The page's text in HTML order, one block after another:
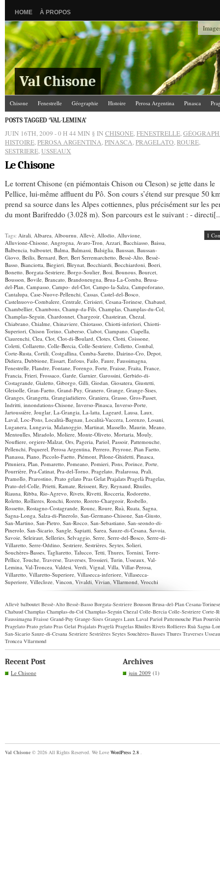
HOME À PROPOS
Val Chisone
Chisone Fenestrelle Géographie Histoire Perosa Argentina Pinasca
POSTS TAGGED ‘VAL-LEMINA’
JUIN 16TH, 2009 - 0 H 44 MIN § IN CHISONE,FENESTRELLE,
HISTOIRE,PEROSA ARGENTINA,PINASCA,PRAGELATO,ROURE,
SESTRIERE,USSEAUX
Le Chisone
Le torrent Chisone (en piémontais Chison ou Cleson) se jette dans le
Pellice, lui-même affluent du Pô. Son cours s’étend sur presque 50
prend sa source dans les Alpes cottiennes, plus précisément sur les
du mont Barifreddo (3.028 m). Son parcours est le suivant : -
Tags: Airali, Albarea, Albournu, Allevè, Allodio, Alluvione,
Alluvione-Chisone, Angrogna, Avaro-Tron, Azzari, Bacchiasso, Baissa,
Balbencia, balboutet, Balma, Balmassi, Balsiglia, Baussan, Baussan-
Giovo, Beilis, Bernard, Bert, Bert Serremarchetto, Bessè-Alto, Bessè-
Basso, Bianciotta, Biegieri, Bleynat, Bocchiardi, Bocchiardoni, Boeri,
Bonetto, Borgata-Sestriere, Borgo-Soulier, Bosi, Bounous, Bourcet,
Bousson, Bovile, Brancato, Brandoneugna, Brua-La-Comba, Brusa-
del-Plan, Campasso, Campo- del-Clot, Campo-la-Salza, Campoforano,
Cantalupa, Case-Nuove-Pellenchi, Cassas, Castel-del-Bosco,
Castelnuovo-Combalere, Centrale, Cerisieri, Cesana-Torinese, Chabaud,
Chambellier, Chambons, Champ-da-Fils, Champlas, Champlas-du-Col,
Champlas-Seguin, Chardonnet, Chargeoir, Chasteiran, Chezal,
Chiabrano, Chialme, Chinaviere, Chiotasso, Chiotti-inferiori, Chiotti-
Superiori, Chison Torino, Ciaberso, Ciabot, Ciampano, Ciapella,
Ciaurenchi, Clea, Clot, Clot-di-Boulard, Clotes, Clotti, Coissone,
Coletti, Collaretto, Colle-Bercia, Colle-Sestriere, Colletto, Combal,
Corte-Rusta, Cortili, Costgallina, Cumba-Saretto, Dairino-Cro, Depot,
Didiera, Dubbione, Eissart, Enfous, Failo, Faure, Faussimagna,
Fenestrelle, Flandre, Fontane, Forengo, Forte, Fraisse, Fraita, France,
Francia, Frieri, Frossaco, Garde, Garnier, Garossini, Gerbido-di-
Costagrande, Gialetto, Giborgo, Gilli, Giodan, Giosatera, Giustetti,
Gleisolle, Gran-Faetto, Grand-Puy, Granero, Grange, Grange-Sises,
Granges, Grangetta, Grangiadidiero, Graniera, Grasso, Gros-Passet,
Indritti, innondations-Chisone, Inverso-Pinasca, Inverso-Porte,
Jartoussière, Jouglar, La-Grangia, La-latta, Lageard, Lausa, Laux,
Laval, Loc-Pons, Località-Bagnau, Località-Vaccera, Lorenzo, Losani,
Luganera, Lungavia, Malanoggio, Martinat, Massello, Maurin, Meano,
Mentoulles, Miradolo, Moliere, Monte-Oliveto, Mortaria, Mouly,
Noufliere, orgiere-Malzat, Ors, Pageria, Pariol, Passoir, Pattemouche,
Pellenchi, Pequerel, Perosa Argentina, Perrero, Peyrone, Pian Faetto,
Pianassa, Piano, Piccolo-Faetto, Piémont, Pilone-Ghidetti, Pinasca,
Pituniera, Plan, Pomaretto, Pomeano, Pomieri, Pons, Porince, Porte,
Pourrière, Pra-Catinat, Pra-del-Torno, Pragelato, Pralarossa, Prali,
Pramollo, Prarostino, Prato gelato Pras Gelat Prajalats Pragelà Pragelas,
Prato-del-Colle, Prietti, Ramate, Reissent, Rey, Reynaud, Rhuiles,
Riauna, Ribba, Rio-Agrevo, Rivets, Rivetti, Rocceria, Rodoretto,
Roletto, Rollieres, Ronchi, Roreto, Roreto-Chargeoir, Rosbello,
Rossetto, Rostagno-Costagrande, Rounc, Roure, Ruà, Ruata, Sagna,
Sagna-Longa, Salza-di-Pinerolo, San-Germano-Chisone, San-Giusto,
San-Martino, San-Pietro, San-Rocco, San-Sebastiano, San-seondo-di-
Pinerolo, San-Sicario, Sangle, Sapiatti, Sarea, Sauze-di-Cesana, Savoia,
Savoie, Seleiraut, Selleries, Selvaggio, Serre, Serre-del-Bosco, Serre-di-
Villaretto, Serre-Oddino, Sestriere, Sestrières, Seytes, Solieri,
Souchères-Basses, Tagliaretto, Talucco, Tetti, Thures, Tornini, Torre-
Pellice, Touche, Traverse, Traverses, Trossieri, Turin, Usseaux, Val-
Lemina, Val-Troncea, Valdesi, Verdi, Vignal, Villa, Villar-Perosa,
Villaretto, Villaretto-Superiore, Villasecca-inferiore, Villasecca-
Superiore, Villecloze, Vincon, Vivaldi, Vivian, Vllarmond, Vrocchi
1
Allevè balboutet Bessè-Alto Bessè-Basso Borgata-Sestriere Bousson Brusa-del-Plan Cesana-Torinese
Chabaud Champlas Champlas-du-Col Champlas-Seguin Chezal Colle-Bercia Colle-Sestriere Corte-
Faussimagna Fraisse Grand-Puy Grange-Sises Granges Laux Laval Pariol Pattemouche Plan
Pragelato Prato gelato Pras Gelat Prajalats Pragelà Pragelas Rhuiles Rivets Rollieres Ruà Sagna-
San-Sicario Sauze-di-Cesana Sestriere Sestrières Seytes Souchères-Basses Thures Traverses
Troncea Vllarmond
Recent Post
Le Chisone
Archives
juin 2009 (1)
Val Chisone © 2026 All Rights Reserved. We Love WordPress 2.8 .